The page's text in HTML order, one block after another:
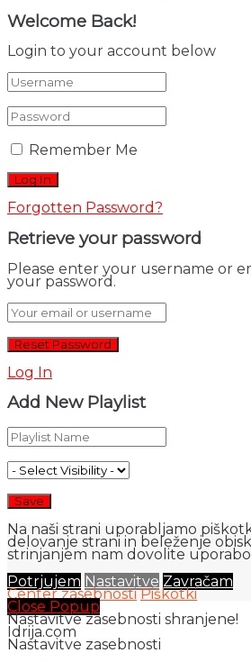
Welcome Back!
Login to your account below
Remember Me
Forgotten Password?
Retrieve your password
Please enter your username or
your password.
Log In
Add New Playlist
Na naši strani uporabljamo
delovanje strani in beleženje
strinjanjem nam dovolite
Potrjujem Nastavitve Zavračam
Center zasebnosti Piškotki
Close Popup
Nastavitve zasebnosti shranjene!
Idrija.com
Nastavitve zasebnosti